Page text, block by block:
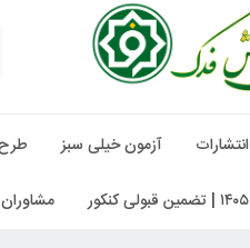
انتشارات آزمون خیلی سبز